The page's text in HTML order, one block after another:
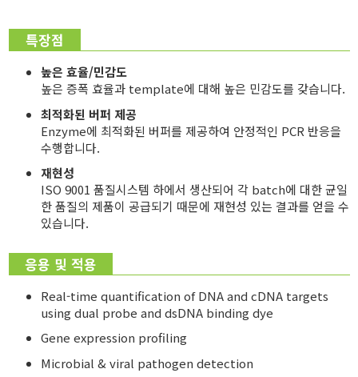
특장점
높은 효율/민감도
높은 증폭 효율과 template에 대해 높은 민감도를 갖습니다.
최적화된 버퍼 제공
Enzyme에 최적화된 버퍼를 제공하여 안정적인 PCR 반응을
수행합니다.
재현성
ISO 9001 품질시스템 하에서 생산되어 각 batch에 대한 균일
한 품질의 제품이 공급되기 때문에 재현성 있는 결과를 얻을 수
있습니다.
응용 및 적용
Real-time quantification of DNA and cDNA targets
using dual probe and dsDNA binding dye
Gene expression profiling
Microbial & viral pathogen detection